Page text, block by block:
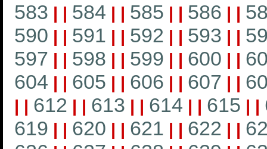
583 | | 584 | | 585 | | 586 | |
590 | | 591 | | 592 | | 593 | |
597 | | 598 | | 599 | | 600 | |
604 | | 605 | | 606 | | 607 | |
| | 612 | | 613 | | 614 | | 615 | |
619 | | 620 | | 621 | | 622 | |